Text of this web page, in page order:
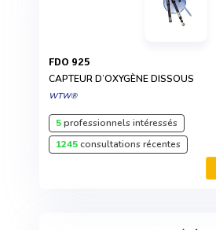
FDO 925
CAPTEUR D’OXYGÈNE DISSOUS
WTW®
5professionnels intéressés
1245consultations récentes